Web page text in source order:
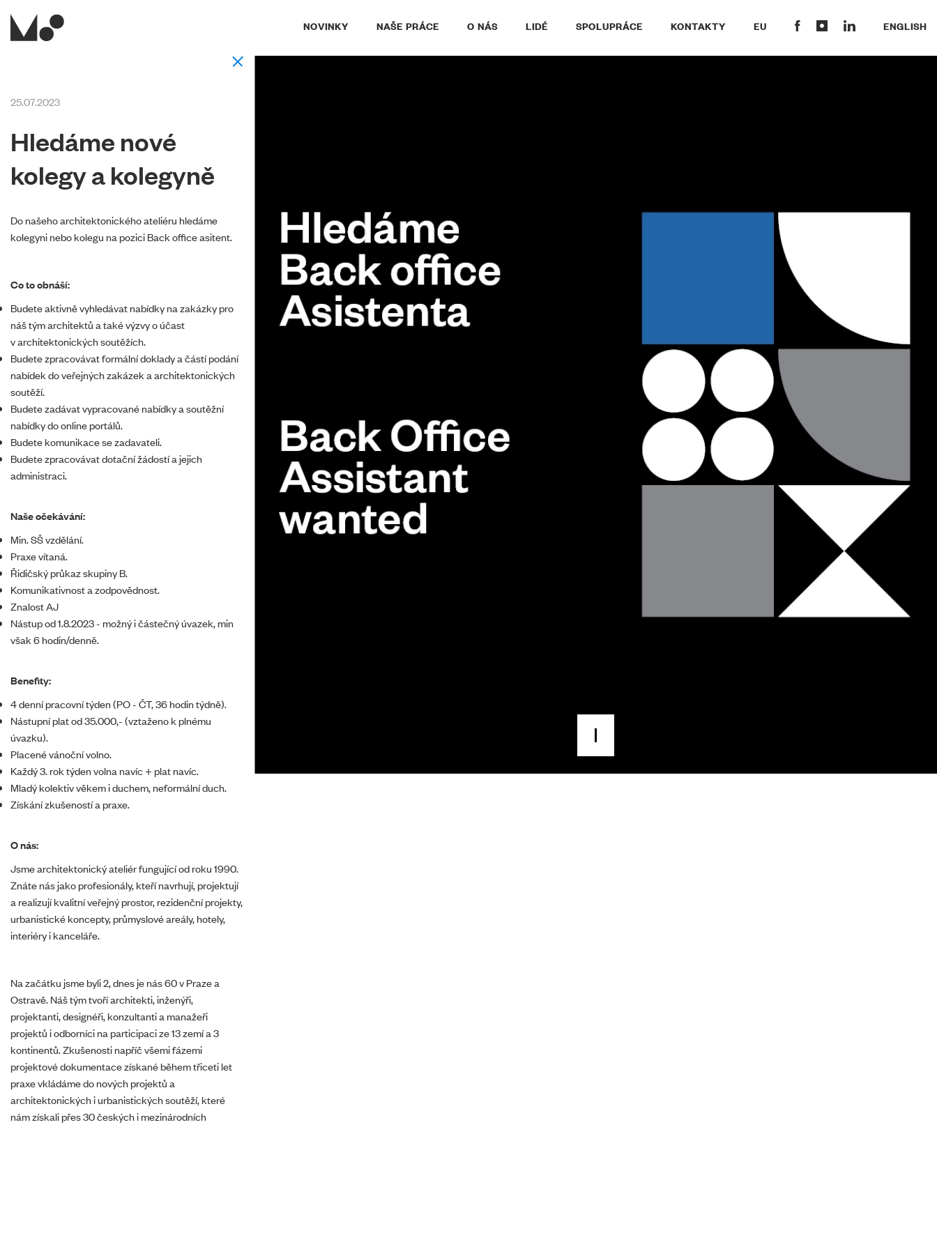
NOVINKY NAŠE PRÁCE O NÁS LIDÉ SPOLUPRÁCE KONTAKTY EU ENGLISH
25.07.2023
Hledáme nové
kolegy a kolegyně
Do našeho architektonického ateliéru hledáme
kolegyni nebo kolegu na pozici Back office asitent.
Co to obnáší:
Budete aktivně vyhledávat nabídky na zakázky pro
náš tým architektů a také výzvy o účast
v architektonických soutěžích.
Budete zpracovávat formální doklady a částí podání
nabídek do veřejných zakázek a architektonických
soutěží.
Budete zadávat vypracované nabídky a soutěžní
nabídky do online portálů.
Budete komunikace se zadavateli.
Budete zpracovávat dotační žádostí a jejich
administraci.
Naše očekávání:
Min. SŠ vzdělání.
Praxe vítaná.
Řidičský průkaz skupiny B.
Komunikativnost a zodpovědnost.
Znalost AJ
Nástup od 1.8.2023 - možný i částečný úvazek, min
však 6 hodin/denně.
Benefity:
4 denní pracovní týden (PO - ČT, 36 hodin týdně).
Nástupní plat od 35.000,- (vztaženo k plnému
úvazku).
Placené vánoční volno.
Každý 3. rok týden volna navíc + plat navíc.
Mladý kolektiv věkem i duchem, neformální duch.
Získání zkušeností a praxe.
O nás:
Jsme architektonický ateliér fungující od roku 1990.
Znáte nás jako profesionály, kteří navrhují, projektují
a realizují kvalitní veřejný prostor, rezidenční projekty,
urbanistické koncepty, průmyslové areály, hotely,
interiéry i kanceláře.
Na začátku jsme byli 2, dnes je nás 60 v Praze a
Ostravě. Náš tým tvoří architekti, inženýři,
projektanti, designéři, konzultanti a manažeři
projektů i odborníci na participaci ze 13 zemí a 3
kontinentů. Zkušenosti napříč všemi fázemi
projektové dokumentace získané během třiceti let
praxe vkládáme do nových projektů a
architektonických i urbanistických soutěží, které
nám získali přes 30 českých i mezinárodních